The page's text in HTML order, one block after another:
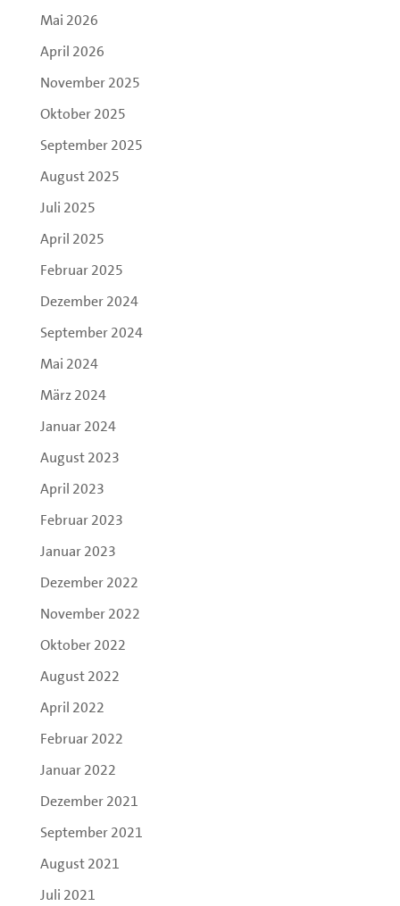
Mai 2026
April 2026
November 2025
Oktober 2025
September 2025
August 2025
Juli 2025
April 2025
Februar 2025
Dezember 2024
September 2024
Mai 2024
März 2024
Januar 2024
August 2023
April 2023
Februar 2023
Januar 2023
Dezember 2022
November 2022
Oktober 2022
August 2022
April 2022
Februar 2022
Januar 2022
Dezember 2021
September 2021
August 2021
Juli 2021